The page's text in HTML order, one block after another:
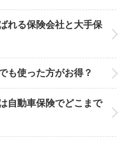
れる保険会社と大手保
も使った方がお得？
自動車保険でどこまで